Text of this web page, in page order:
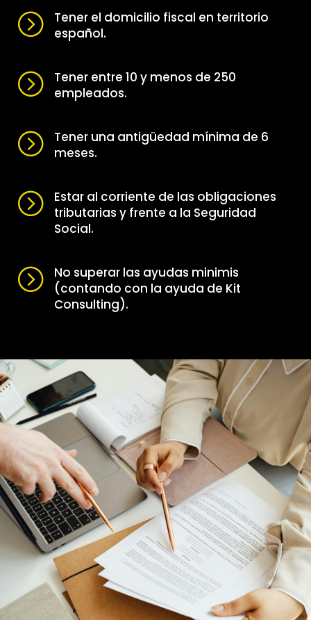
=
Tener el domicilio fiscal en territorio
español.
=
Tener entre 10 y menos de 250
empleados.
=
Tener una antigüedad mínima de 6
meses.
=
Estar al corriente de las obligaciones
tributarias y frente a la Seguridad
Social.
=
No superar las ayudas minimis
(contando con la ayuda de Kit
Consulting).